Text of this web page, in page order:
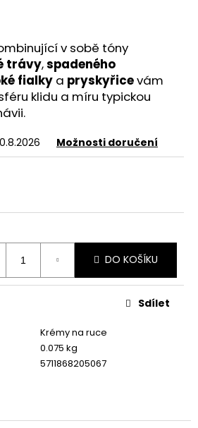
v sobě tóny
trávy,spadeného
fialky a pryskyřicevám
klidu a míru typickou
Možnosti doručení
DO KOŠÍKU
Krémy na ruce
0.075 kg
5711868205067
Sdílet